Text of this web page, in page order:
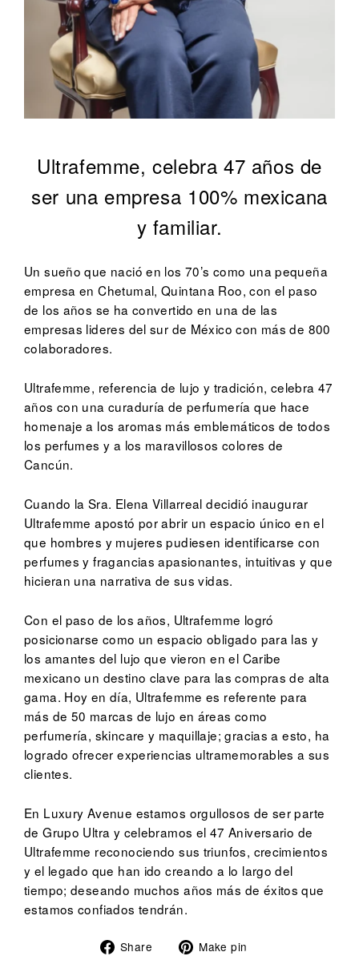
Ultrafemme, celebra 47 años de
ser una empresa 100% mexicana
y familiar.
Un sueño que nació en los 70’s como una pequeña
empresa en Chetumal, Quintana Roo, con el paso
de los años se ha convertido en una de las
empresas lideres del sur de México con más de 800
colaboradores.
Ultrafemme, referencia de lujo y tradición, celebra 47
años con una curaduría de perfumería que hace
homenaje a los aromas más emblemáticos de todos
los perfumes y a los maravillosos colores de
Cancún.
Cuando la Sra. Elena Villarreal decidió inaugurar
Ultrafemme apostó por abrir un espacio único en el
que hombres y mujeres pudiesen identificarse con
perfumes y fragancias apasionantes, intuitivas y que
hicieran una narrativa de sus vidas.
Con el paso de los años, Ultrafemme logró
posicionarse como un espacio obligado para las y
los amantes del lujo que vieron en el Caribe
mexicano un destino clave para las compras de alta
gama. Hoy en día, Ultrafemme es referente para
más de 50 marcas de lujo en áreas como
perfumería, skincare y maquillaje; gracias a esto, ha
logrado ofrecer experiencias ultramemorables a sus
clientes.
En Luxury Avenue estamos orgullosos de ser parte
de Grupo Ultra y celebramos el 47 Aniversario de
Ultrafemme reconociendo sus triunfos, crecimientos
y el legado que han ido creando a lo largo del
tiempo; deseando muchos años más de éxitos que
estamos confiados tendrán.
Share
Share Make pin